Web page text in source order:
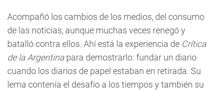
Acompañó los cambios de los medios, del consumo
de las noticias, aunque muchas veces renegó y
batalló contra ellos. Ahí está la experiencia de Crítica
de la Argentina para demostrarlo: fundar un diario
cuando los diarios de papel estaban en retirada. Su
lema contenía el desafío a los tiempos y también su